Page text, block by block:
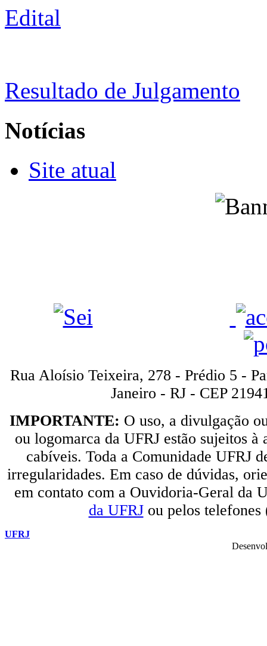
Edital
Resultado de Julgamento
Notícias
Site atual
Rua Aloísio Teixeira, 278 - Prédio 5 -
Janeiro - RJ - CEP
IMPORTANTE: O uso, a divulgação
ou logomarca da UFRJ estão sujeitos
cabíveis. Toda a Comunidade UFRJ
irregularidades. Em caso de dúvidas,
em contato com a Ouvidoria-Geral da
da UFRJou pelos telefones
UFRJ